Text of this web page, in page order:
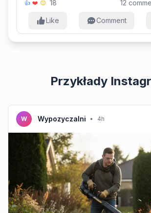
👍 ❤️ 😊 18 12
Like Comment
Przykłady
W Wypozyczalni • 4h